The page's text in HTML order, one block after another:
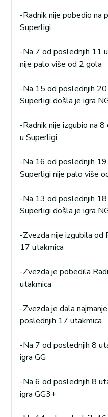
-Radnik nije pobedio na
Superligi
-Na 7 od poslednjih 11
nije palo više od 2 gola
-Na 15 od poslednjih 20
Superligi došla je igra
-Radnik nije izgubio na
u Superligi
-Na 16 od poslednjih
Superligi nije palo više
-Na 13 od poslednjih
Superligi došla je igra
-Zvezda nije izgubila od
17 utakmica
-Zvezda je pobedila
utakmica
-Zvezda je dala
poslednjih 17 utakmica
-Na 7 od poslednjih 8
igra GG
-Na 6 od poslednjih 8
igra GG3+